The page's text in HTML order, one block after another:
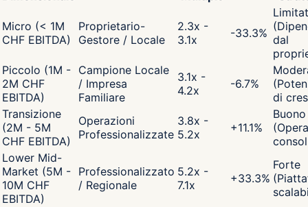
Micro (< 1M
CHF EBITDA)
Proprietario-
Gestore / Locale
2.3x -
3.1x
-33.3% dal
Piccolo (1M -
2M CHF
EBITDA)
Campione Locale
/ Impresa
Familiare
3.1x -
4.2x
-6.7%
di
Transizione
(2M - 5M
CHF EBITDA)
Operazioni
Professionalizzate
3.8x -
5.2x
+11.1%
Buono
Lower Mid-
Market (5M -
10M CHF
EBITDA)
Professionalizzato
/ Regionale
5.2x -
7.1x
+33.3%
Forte